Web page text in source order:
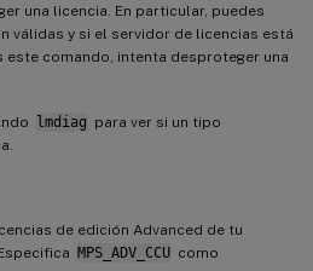
una licencia. En particular, puedes
válidas y si el servidor de licencias está
este comando, intenta desproteger una
lmdiag para ver si un tipo
de edición Advanced de tu
Especifica MPS_ADV_CCU como